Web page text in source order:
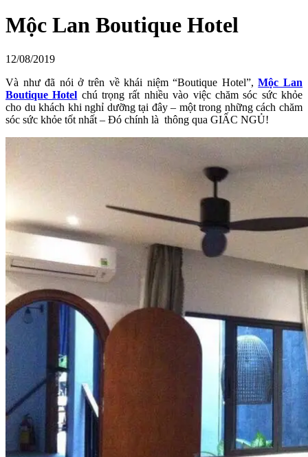
Mộc Lan Boutique Hotel
12/08/2019
Và như đã nói ở trên về khái niệm “Boutique Hotel”,Mộc Lan
Boutique Hotel chú trọng rất nhiều vào việc chăm sóc sức khỏe
cho du khách khi nghỉ dưỡng tại đây – một trong những cách chăm
sóc sức khỏe tốt nhất – Đó chính là thông qua GIẤC NGỦ!